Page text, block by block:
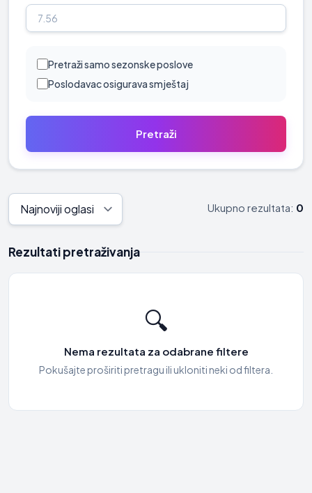
Pretraži samo sezonske poslove
Poslodavac osigurava smještaj
Ukupno rezultata: 0
Rezultati pretraživanja
🔍
Nema rezultata za odabrane filtere
Pokušajte proširiti pretragu ili ukloniti neki od filtera.